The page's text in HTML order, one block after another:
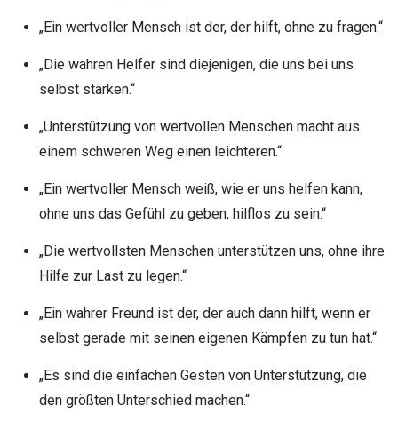
„Ein wertvoller Mensch ist der, der hilft, ohne zu fragen.“
„Die wahren Helfer sind diejenigen, die uns bei uns
selbst stärken.“
„Unterstützung von wertvollen Menschen macht aus
einem schweren Weg einen leichteren.“
„Ein wertvoller Mensch weiß, wie er uns helfen kann,
ohne uns das Gefühl zu geben, hilflos zu sein.“
„Die wertvollsten Menschen unterstützen uns, ohne ihre
Hilfe zur Last zu legen.“
„Ein wahrer Freund ist der, der auch dann hilft, wenn er
selbst gerade mit seinen eigenen Kämpfen zu tun hat.“
„Es sind die einfachen Gesten von Unterstützung, die
den größten Unterschied machen.“